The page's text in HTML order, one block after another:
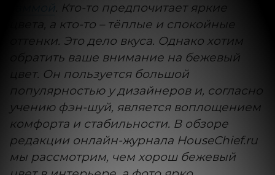
. Кто-то предпочитает яркие
цвета, а кто-то – тёплые и спокойные
оттенки. Это дело вкуса. Однако хотим
обратить ваше внимание на бежевый
цвет. Он пользуется большой
популярностью у дизайнеров и, согласно
учению фэн-шуй, является воплощением
комфорта и стабильности. В обзоре
редакции онлайн-журнала HouseChief.ru
мы рассмотрим, чем хорош бежевый